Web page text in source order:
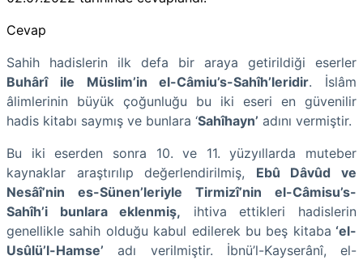
Cevap
Sahih hadislerin ilk defa bir araya getirildiği eserler
Buhârî ile Müslim’in el-Câmiu’s-Sahîh’leridir. İslâm
âlimlerinin büyük çoğunluğu bu iki eseri en güvenilir
hadis kitabı saymış ve bunlara ‘Sahîhayn’ adını vermiştir.
Bu iki eserden sonra 10. ve 11. yüzyıllarda muteber
kaynaklar araştırılıp değerlendirilmiş, Ebû Dâvûd ve
Nesâî’nin es-Sünen’leriyle Tirmizî’nin el-Câmisu’s-
Sahîh’i bunlara eklenmiş, ihtiva ettikleri hadislerin
genellikle sahih olduğu kabul edilerek bu beş kitaba ‘el-
Usûlü’l-Hamse’ adı verilmiştir. İbnü’l-Kayserânî, el-